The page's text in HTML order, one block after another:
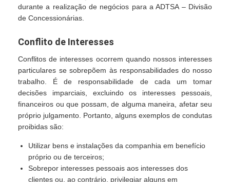
durante a realização de negócios para a ADTSA – Divisão
de Concessionárias.
Conflito de Interesses
Conflitos de interesses ocorrem quando nossos interesses
particulares se sobrepõem às responsabilidades do nosso
trabalho. É de responsabilidade de cada um tomar
decisões imparciais, excluindo os interesses pessoais,
financeiros ou que possam, de alguma maneira, afetar seu
próprio julgamento. Portanto, alguns exemplos de condutas
proibidas são:
Utilizar bens e instalações da companhia em benefício
próprio ou de terceiros;
Sobrepor interesses pessoais aos interesses dos
clientes ou, ao contrário, privilegiar alguns em